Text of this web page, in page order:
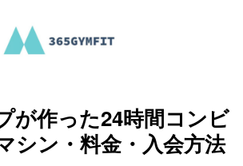
が作った24時間コンビ
シン・料金・入会方法